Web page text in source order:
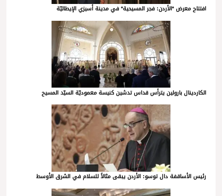
افتتاح معرض *الأردن: فجر المسيحية* في مدينة أسيزي الإيطاليّة
الكاردينال بارولين يترأس قداس تدشين كنيسة معموديّة السيّد المسيح
رئيس الأساقفة دال توسو: الأردن يبقى مثالاً للسلام في الشرق الأوسط